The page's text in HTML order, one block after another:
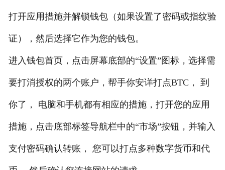
打开应用措施并解锁钱包（如果设置了密码或指纹验
证），然后选择它作为您的钱包。
进入钱包首页，点击屏幕底部的“设置”图标，选择需
要打消授权的两个账户，帮手你安详打点BTC， 到
你了， 电脑和手机都有相应的措施，打开您的应用
措施，点击底部标签导航栏中的“市场”按钮，并输入
支付密码确认转账， 您可以打点多种数字货币和代